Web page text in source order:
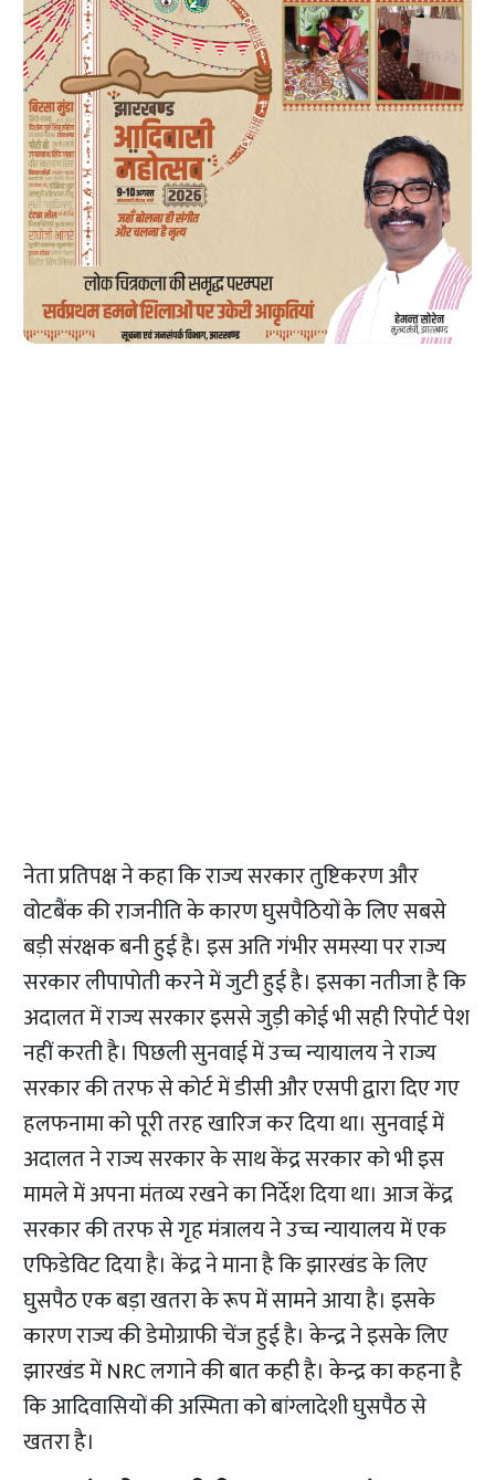
नेता प्रतिपक्ष ने कहा कि राज्य सरकार तुष्टिकरण और
वोटबैंक की राजनीति के कारण घुसपैठियों के लिए सबसे
बड़ी संरक्षक बनी हुई है। इस अति गंभीर समस्या पर राज्य
सरकार लीपापोती करने में जुटी हुई है। इसका नतीजा है कि
अदालत में राज्य सरकार इससे जुड़ी कोई भी सही रिपोर्ट पेश
नहीं करती है। पिछली सुनवाई में उच्च न्यायालय ने राज्य
सरकार की तरफ से कोर्ट में डीसी और एसपी द्वारा दिए गए
हलफनामा को पूरी तरह खारिज कर दिया था। सुनवाई में
अदालत ने राज्य सरकार के साथ केंद्र सरकार को भी इस
मामले में अपना मंतव्य रखने का निर्देश दिया था। आज केंद्र
सरकार की तरफ से गृह मंत्रालय ने उच्च न्यायालय में एक
एफिडेविट दिया है। केंद्र ने माना है कि झारखंड के लिए
घुसपैठ एक बड़ा खतरा के रूप में सामने आया है। इसके
कारण राज्य की डेमोग्राफी चेंज हुई है। केन्द्र ने इसके लिए
झारखंड में NRC लगाने की बात कही है। केन्द्र का कहना है
कि आदिवासियों की अस्मिता को बांग्लादेशी घुसपैठ से
खतरा है।